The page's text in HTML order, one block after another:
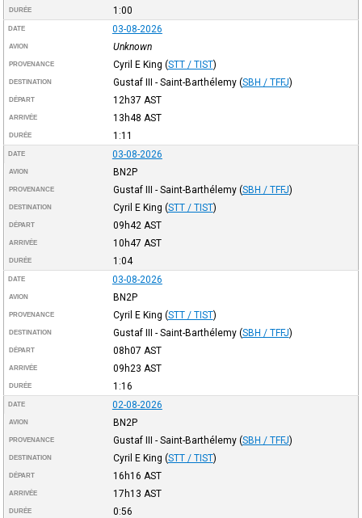
DURÉE 1:00
DATE 03-08-2026
AVION Unknown
PROVENANCE Cyril E King (STT / TIST)
DESTINATION Gustaf III - Saint-Barthélemy (SBH / TFFJ)
DÉPART 12h37 AST
ARRIVÉE 13h48 AST
DURÉE 1:11
DATE 03-08-2026
AVION BN2P
PROVENANCE Gustaf III - Saint-Barthélemy (SBH / TFFJ)
DESTINATION Cyril E King (STT / TIST)
DÉPART 09h42 AST
ARRIVÉE 10h47 AST
DURÉE 1:04
DATE 03-08-2026
AVION BN2P
PROVENANCE Cyril E King (STT / TIST)
DESTINATION Gustaf III - Saint-Barthélemy (SBH / TFFJ)
DÉPART 08h07 AST
ARRIVÉE 09h23 AST
DURÉE 1:16
DATE 02-08-2026
AVION BN2P
PROVENANCE Gustaf III - Saint-Barthélemy (SBH / TFFJ)
DESTINATION Cyril E King (STT / TIST)
DÉPART 16h16 AST
ARRIVÉE 17h13 AST
DURÉE 0:56